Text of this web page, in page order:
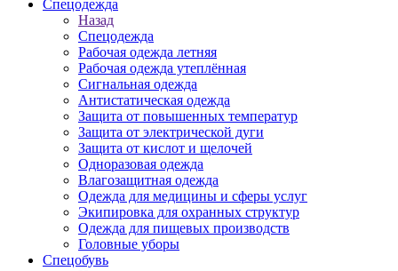
Спецодежда
Назад
Спецодежда
Рабочая одежда летняя
Рабочая одежда утеплённая
Сигнальная одежда
Антистатическая одежда
Защита от повышенных температур
Защита от электрической дуги
Защита от кислот и щелочей
Одноразовая одежда
Влагозащитная одежда
Одежда для медицины и сферы услуг
Экипировка для охранных структур
Одежда для пищевых производств
Головные уборы
Спецобувь